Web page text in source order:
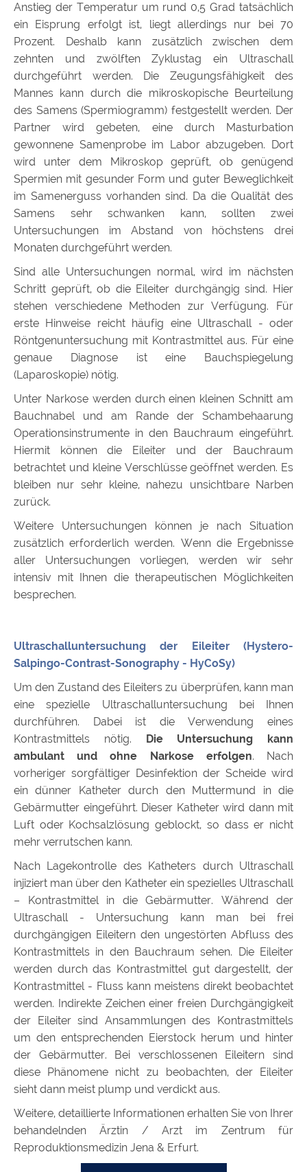
Anstieg der Temperatur um rund 0,5 Grad tatsächlich
ein Eisprung erfolgt ist, liegt allerdings nur bei 70
Prozent. Deshalb kann zusätzlich zwischen dem
zehnten und zwölften Zyklustag ein Ultraschall
durchgeführt werden. Die Zeugungsfähigkeit des
Mannes kann durch die mikroskopische Beurteilung
des Samens (Spermiogramm) festgestellt werden. Der
Partner wird gebeten, eine durch Masturbation
gewonnene Samenprobe im Labor abzugeben. Dort
wird unter dem Mikroskop geprüft, ob genügend
Spermien mit gesunder Form und guter Beweglichkeit
im Samenerguss vorhanden sind. Da die Qualität des
Samens sehr schwanken kann, sollten zwei
Untersuchungen im Abstand von höchstens drei
Monaten durchgeführt werden.
Sind alle Untersuchungen normal, wird im nächsten
Schritt geprüft, ob die Eileiter durchgängig sind. Hier
stehen verschiedene Methoden zur Verfügung. Für
erste Hinweise reicht häufig eine Ultraschall - oder
Röntgenuntersuchung mit Kontrastmittel aus. Für eine
genaue Diagnose ist eine Bauchspiegelung
(Laparoskopie) nötig.
Unter Narkose werden durch einen kleinen Schnitt am
Bauchnabel und am Rande der Schambehaarung
Operationsinstrumente in den Bauchraum eingeführt.
Hiermit können die Eileiter und der Bauchraum
betrachtet und kleine Verschlüsse geöffnet werden. Es
bleiben nur sehr kleine, nahezu unsichtbare Narben
zurück.
Weitere Untersuchungen können je nach Situation
zusätzlich erforderlich werden. Wenn die Ergebnisse
aller Untersuchungen vorliegen, werden wir sehr
intensiv mit Ihnen die therapeutischen Möglichkeiten
besprechen.
Ultraschalluntersuchung der Eileiter (Hystero-
Salpingo-Contrast-Sonography - HyCoSy)
Um den Zustand des Eileiters zu überprüfen, kann man
eine spezielle Ultraschalluntersuchung bei Ihnen
durchführen. Dabei ist die Verwendung eines
Kontrastmittels nötig.
Die Untersuchung kann
ambulant und ohne Narkose erfolgen. Nach
vorheriger sorgfältiger Desinfektion der Scheide wird
ein dünner Katheter durch den Muttermund in die
Gebärmutter eingeführt. Dieser Katheter wird dann mit
Luft oder Kochsalzlösung geblockt, so dass er nicht
mehr verrutschen kann.
Nach Lagekontrolle des Katheters durch Ultraschall
injiziert man über den Katheter ein spezielles Ultraschall
– Kontrastmittel in die Gebärmutter. Während der
Ultraschall - Untersuchung kann man bei frei
durchgängigen Eileitern den ungestörten Abfluss des
Kontrastmittels in den Bauchraum sehen. Die Eileiter
werden durch das Kontrastmittel gut dargestellt, der
Kontrastmittel - Fluss kann meistens direkt beobachtet
werden. Indirekte Zeichen einer freien Durchgängigkeit
der Eileiter sind Ansammlungen des Kontrastmittels
um den entsprechenden Eierstock herum und hinter
der Gebärmutter. Bei verschlossenen Eileitern sind
diese Phänomene nicht zu beobachten, der Eileiter
sieht dann meist plump und verdickt aus.
Weitere, detaillierte Informationen erhalten Sie von Ihrer
behandelnden Ärztin / Arzt im Zentrum für
Reproduktionsmedizin Jena & Erfurt.